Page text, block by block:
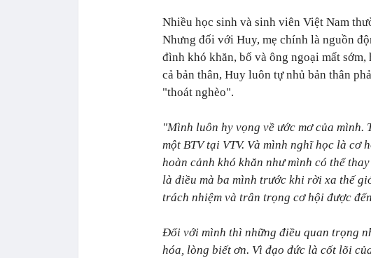
Nhiều học sinh và sinh viên Việt Nam
Nhưng đối với Huy, mẹ chính là nguồn
đình khó khăn, bố và ông ngoại mất
cả bản thân, Huy luôn tự nhủ bản thân
"thoát nghèo".
"Mình luôn hy vọng về ước mơ của mình.
một BTV tại VTV. Và mình nghĩ học là cơ
hoàn cảnh khó khăn như mình có thể
là điều mà ba mình trước khi rời xa thế
trách nhiệm và trân trọng cơ hội được
Đối với mình thì những điều quan trọng
hóa, lòng biết ơn. Vì đạo đức là cốt lõi